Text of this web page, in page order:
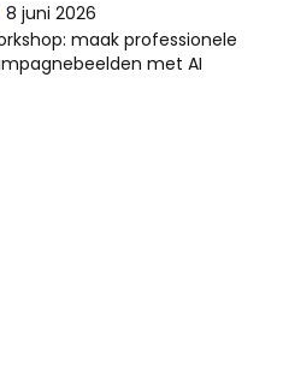
8 juni 2026
maak professionele
met AI